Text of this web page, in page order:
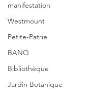
manifestation
Westmount
Petite-Patrie
BANQ
Bibliothèque
Jardin Botanique